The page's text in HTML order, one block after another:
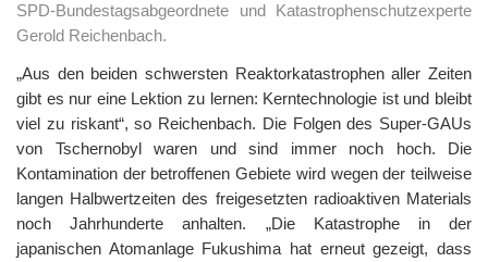
SPD-Bundestagsabgeordnete und Katastrophenschutzexperte
Gerold Reichenbach.
„Aus den beiden schwersten Reaktorkatastrophen aller Zeiten
gibt es nur eine Lektion zu lernen: Kerntechnologie ist und bleibt
viel zu riskant“, so Reichenbach. Die Folgen des Super-GAUs
von Tschernobyl waren und sind immer noch hoch. Die
Kontamination der betroffenen Gebiete wird wegen der teilweise
langen Halbwertzeiten des freigesetzten radioaktiven Materials
noch Jahrhunderte anhalten. „Die Katastrophe in der
japanischen Atomanlage Fukushima hat erneut gezeigt, dass